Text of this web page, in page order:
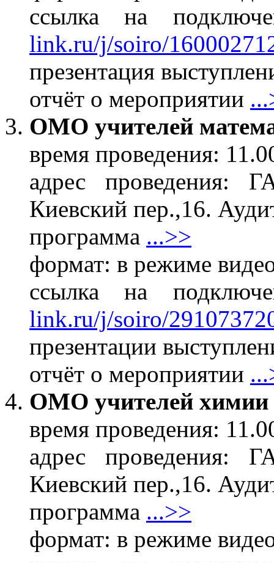
ссылка на
link.ru/j/soiro/
презентация
отчёт о мероприятии
ОМО учителей
время проведения:
адрес
Киевский пер.,16.
программа ...>>
формат: в режиме
ссылка на
link.ru/j/soiro/
презентации
отчёт о мероприятии
ОМО учителей химии
время проведения:
адрес
Киевский пер.,16.
программа ...>>
формат: в режиме